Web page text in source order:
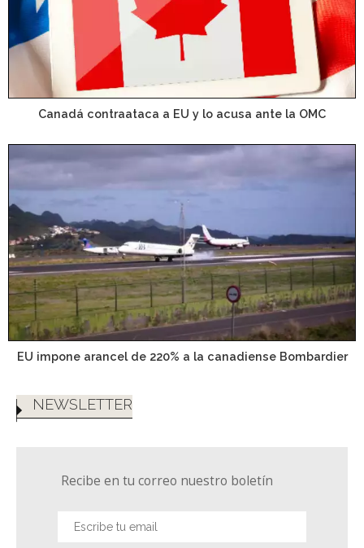
Canadá contraataca a EU y lo acusa ante la OMC
EU impone arancel de 220% a la canadiense Bombardier
NEWSLETTER
Recibe en tu correo nuestro boletín